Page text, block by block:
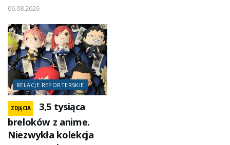
06.08.2026
RELACJE REPORTERSKIE
ZDJĘCIA
3,5 tysiąca
breloków z anime.
Niezwykła kolekcja